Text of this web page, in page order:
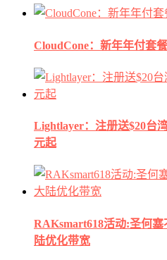
CloudCone：新年年付套
Lightlayer：注册送$20台
元起
RAKsmart618活动:圣何塞
陆优化带宽